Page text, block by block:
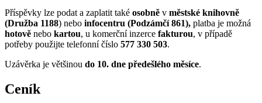
Příspěvky lze podat a zaplatit také osobně v městské knihovně
(Družba 1188) nebo infocentru (Podzámčí 861), platba je možná
hotově nebo kartou, u komerční inzerce fakturou, v případě
potřeby použijte telefonní číslo 577 330 503.
Uzávěrka je většinou do 10. dne předešlého měsíce.
Ceník